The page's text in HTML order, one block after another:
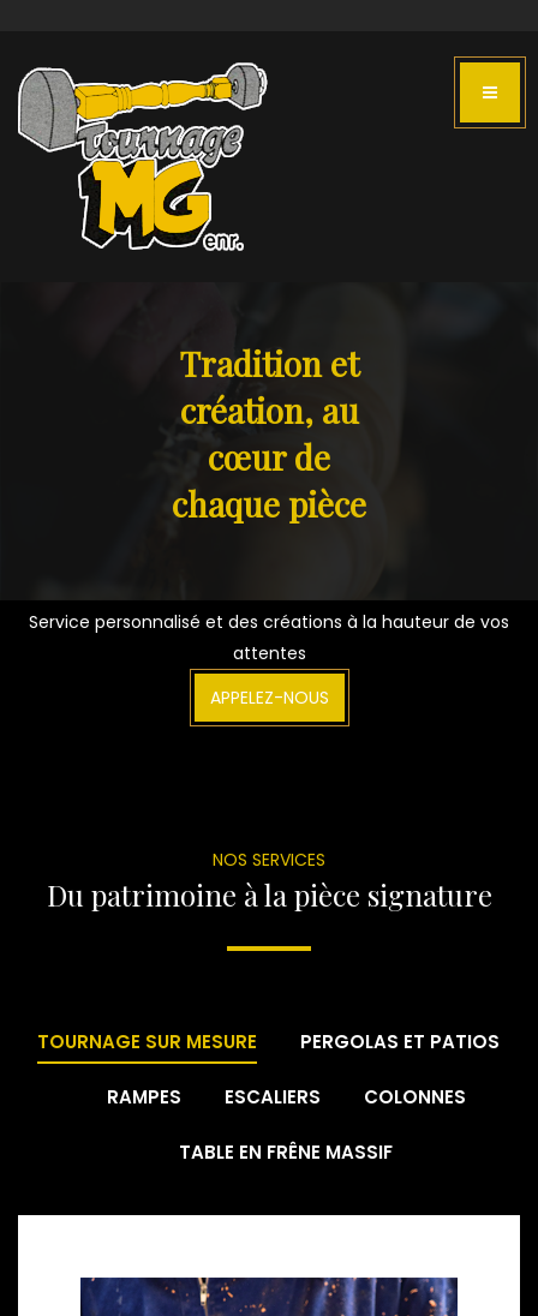
Tradition et
création, au
cœur de
chaque pièce
Service personnalisé et des créations à la hauteur de vos
attentes
APPELEZ-NOUS
NOS SERVICES
Du patrimoine à la pièce signature
TOURNAGE SUR MESURE PERGOLAS ET PATIOS
RAMPES ESCALIERS COLONNES
TABLE EN FRÊNE MASSIF